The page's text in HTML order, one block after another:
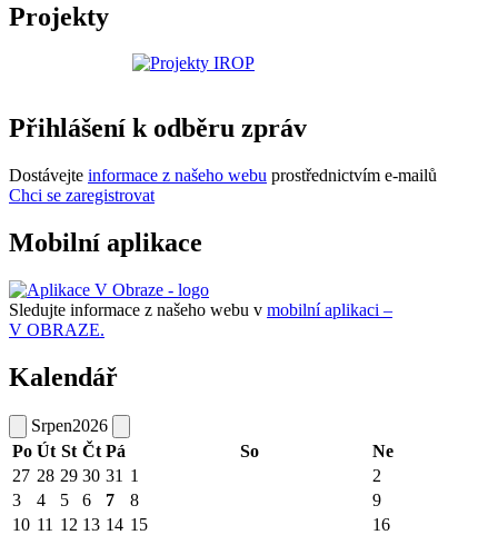
Projekty
Přihlášení k odběru zpráv
Dostávejte informace z našeho webu prostřednictvím e-mailů
Chci se zaregistrovat
Mobilní aplikace
Sledujte informace z našeho webu v mobilní aplikaci –
V OBRAZE.
Kalendář
Srpen2026
Po Út St Čt Pá So
Ne
27 28 29 30 31 1
2
3
4 5 6 7 8
9
10 11 12 13 14 15
16